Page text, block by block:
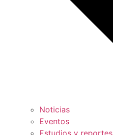
Noticias
Eventos
Estudios y reportes